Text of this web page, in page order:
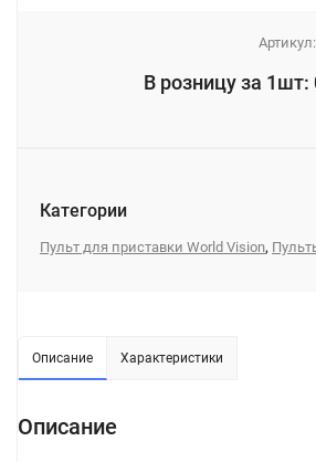
Артикул:
В розницу за 1шт:
Категории
Пульт для приставки World Vision,
Описание Характеристики
Описание